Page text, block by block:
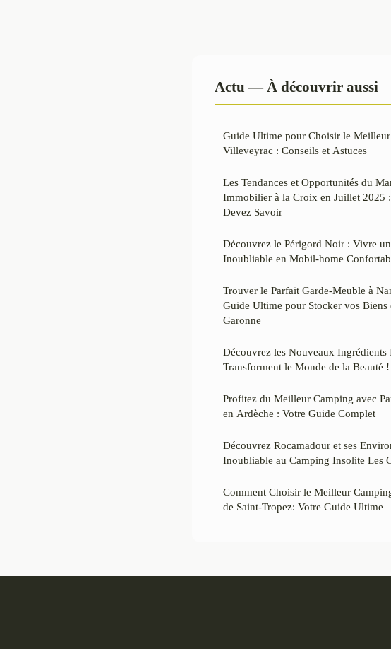
Actu — À découvrir aussi
Guide Ultime pour Choisir le
Villeveyrac : Conseils et Astuces
Les Tendances et Opportunités du
Immobilier à la Croix en Juillet 2025
Devez Savoir
Découvrez le Périgord Noir : Vivre
Inoubliable en Mobil-home
Trouver le Parfait Garde-Meuble à
Guide Ultime pour Stocker vos Biens
Garonne
Découvrez les Nouveaux Ingrédients
Transforment le Monde de la Beauté !
Profitez du Meilleur Camping avec
en Ardèche : Votre Guide Complet
Découvrez Rocamadour et ses
Inoubliable au Camping Insolite Les
Comment Choisir le Meilleur
de Saint-Tropez: Votre Guide Ultime